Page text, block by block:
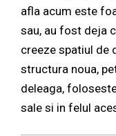
afla acum este
sau, au fost deja
creeze spatiul de
structura noua,
deleaga,
sale si in felul